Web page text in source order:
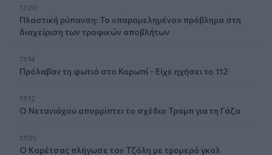
17:20
Πλαστική ρύπανση: Το «παραμελημένο» πρόβλημα στη
διαχείριση των τροφικών αποβλήτων
17:14
Πρόλαβαν τη φωτιά στο Κορωπί - Είχε ηχήσει το 112
17:12
Ο Νετανιάχου απορρίπτει το σχέδιο Τραμπ για τη Γάζα
17:05
Ο Καρέτσας πλήγωσε τον Τζόλη με τρομερό γκολ